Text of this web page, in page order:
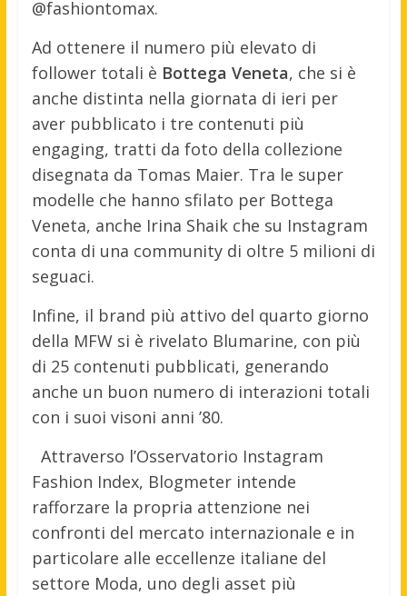
@fashiontomax.
Ad ottenere il numero più elevato di
follower totali è Bottega Veneta, che si è
anche distinta nella giornata di ieri per
aver pubblicato i tre contenuti più
engaging, tratti da foto della collezione
disegnata da Tomas Maier. Tra le super
modelle che hanno sfilato per Bottega
Veneta, anche Irina Shaik che su Instagram
conta di una community di oltre 5 milioni di
seguaci.
Infine, il brand più attivo del quarto giorno
della MFW si è rivelato Blumarine, con più
di 25 contenuti pubblicati, generando
anche un buon numero di interazioni totali
con i suoi visoni anni ’80.
Attraverso l’Osservatorio Instagram
Fashion Index, Blogmeter intende
rafforzare la propria attenzione nei
confronti del mercato internazionale e in
particolare alle eccellenze italiane del
settore Moda, uno degli asset più